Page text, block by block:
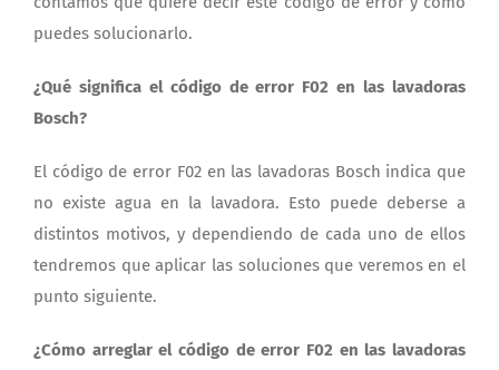
puedes solucionarlo.
¿Qué significa el código de error F02 en las lavadoras
Bosch?
El código de error F02 en las lavadoras Bosch indica que
no existe agua en la lavadora. Esto puede deberse a
distintos motivos, y dependiendo de cada uno de ellos
tendremos que aplicar las soluciones que veremos en el
punto siguiente.
¿Cómo arreglar el código de error F02 en las lavadoras